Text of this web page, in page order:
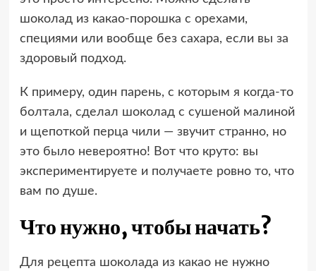
шоколад из какао-порошка с орехами,
специями или вообще без сахара, если вы за
здоровый подход.
К примеру, один парень, с которым я когда-то
болтала, сделал шоколад с сушеной малиной
и щепоткой перца чили — звучит странно, но
это было невероятно! Вот что круто: вы
экспериментируете и получаете ровно то, что
вам по душе.
Что нужно, чтобы начать?
Для рецепта шоколада из какао не нужно